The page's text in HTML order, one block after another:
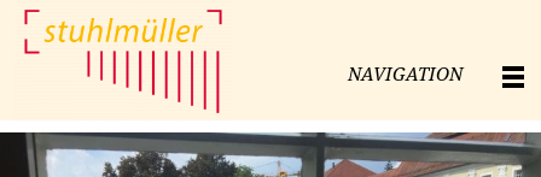
NAVIGATION